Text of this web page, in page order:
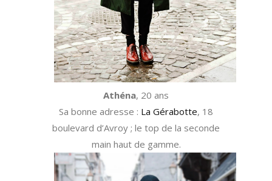
Athéna, 20 ans
Sa bonne adresse : La Gérabotte, 18
boulevard d’Avroy ; le top de la seconde
main haut de gamme.